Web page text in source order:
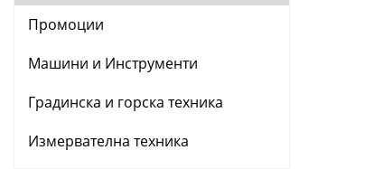
Промоции
Машини и Инструменти
Градинска и горска техника
Измервателна техника